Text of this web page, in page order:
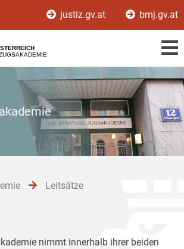
justiz.gv.at bmj.gv.at
Leitsätze
nimmt innerhalb ihrer beiden